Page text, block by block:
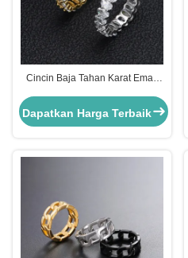
Cincin Baja Tahan Karat Emas
Jari Pertunangan
Dapatkan Harga Terbaik